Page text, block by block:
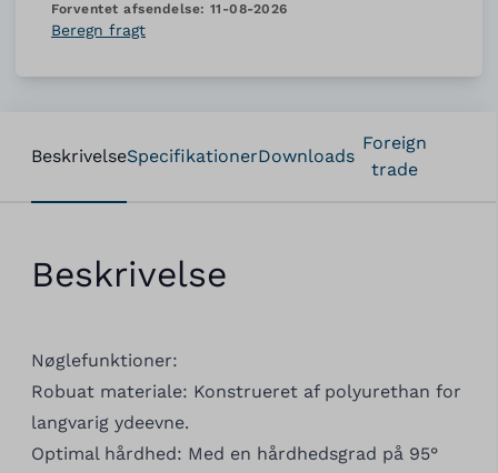
Forventet afsendelse: 11-08-2026
Beregn fragt
BeskrivelseSpecifikationerDownloads
Foreign
trade
Beskrivelse
Nøglefunktioner:
Robuat materiale: Konstrueret af polyurethan for
langvarig ydeevne.
Optimal hårdhed: Med en hårdhedsgrad på 95°